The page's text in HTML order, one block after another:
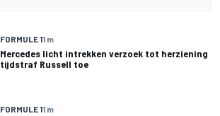
FORMULE 11 m
Mercedes licht intrekken verzoek tot herziening
tijdstraf Russell toe
FORMULE 11 m